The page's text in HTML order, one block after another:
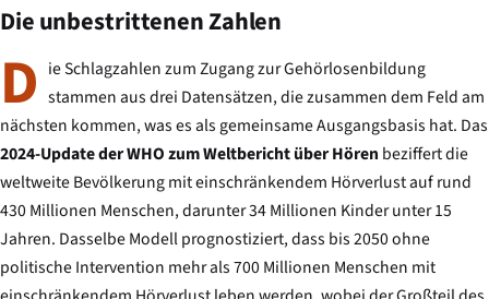
Die unbestrittenen Zahlen
D ie Schlagzahlen zum Zugang zur Gehörlosenbildung
stammen aus drei Datensätzen, die zusammen dem Feld am
nächsten kommen, was es als gemeinsame Ausgangsbasis hat. Das
2024-Update der WHO zum Weltbericht über Hören beziffert die
weltweite Bevölkerung mit einschränkendem Hörverlust auf rund
430 Millionen Menschen, darunter 34 Millionen Kinder unter 15
Jahren. Dasselbe Modell prognostiziert, dass bis 2050 ohne
politische Intervention mehr als 700 Millionen Menschen mit